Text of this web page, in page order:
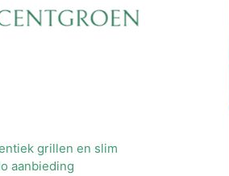
grillen en slim
aanbieding